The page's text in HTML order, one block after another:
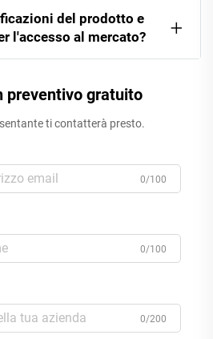
del prodotto e
l'accesso al mercato?
preventivo gratuito
ti contatterà presto.
0/100
0/100
0/200